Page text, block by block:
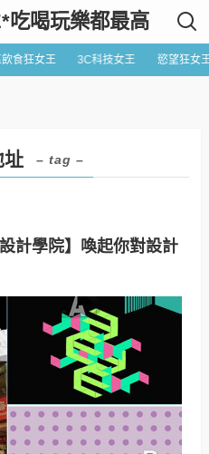
吃喝玩樂都最高
食狂女王 3C科技女王 慾望狂女
址 – tag –
計學院】喚起你對設計